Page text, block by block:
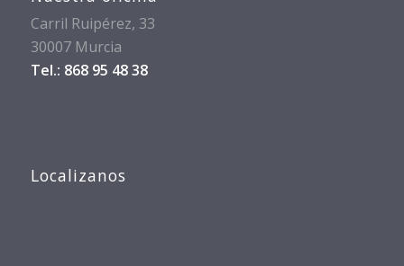
Carril Ruipérez, 33
30007 Murcia
Tel.: 868 95 48 38
Localizanos